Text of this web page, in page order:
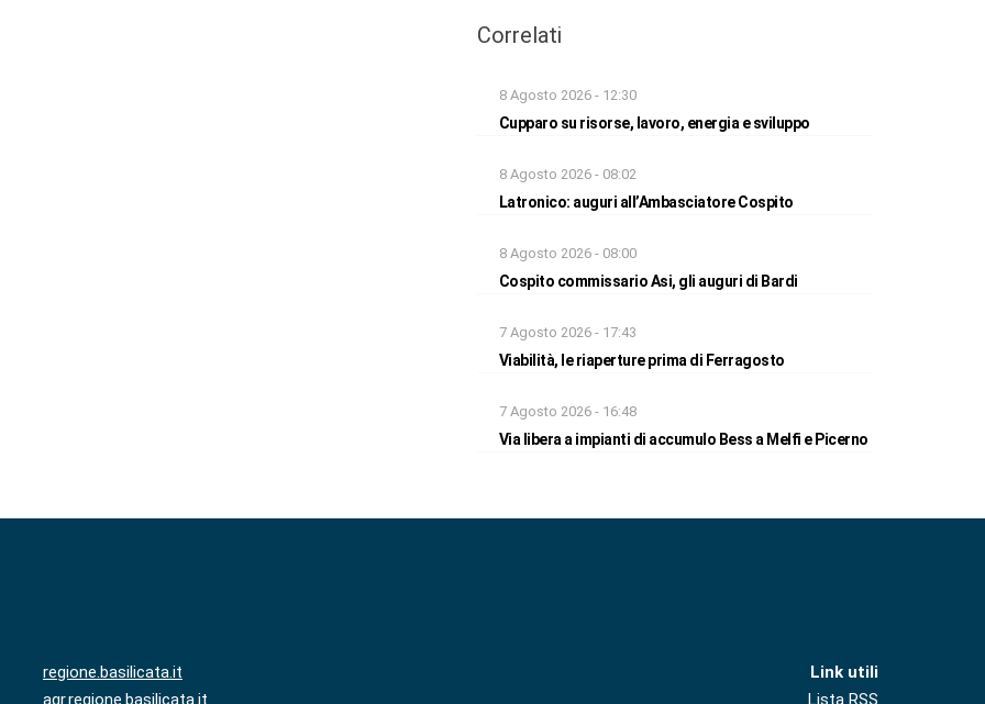
Correlati
8 Agosto 2026 - 12:30
Cupparo su risorse, lavoro, energia e sviluppo
8 Agosto 2026 - 08:02
Latronico: auguri all’Ambasciatore Cospito
8 Agosto 2026 - 08:00
Cospito commissario Asi, gli auguri di Bardi
7 Agosto 2026 - 17:43
Viabilità, le riaperture prima di Ferragosto
7 Agosto 2026 - 16:48
Via libera a impianti di accumulo Bess a Melfi e Picerno
regione.basilicata.it
agr.regione.basilicata.it
Link utili
Lista RSS